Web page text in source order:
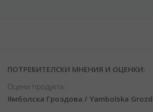
ПОТРЕБИТЕЛСКИ МНЕНИЯ И ОЦЕНКИ:
Оцени продукта:
Ямболска Гроздова / Yambolska